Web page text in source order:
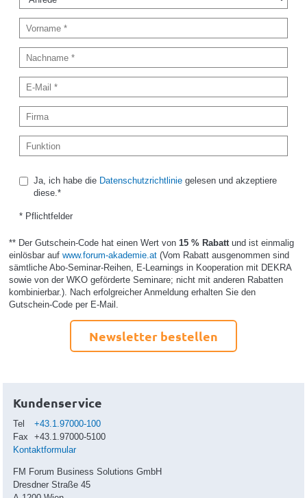
Ja, ich habe die Datenschutzrichtliniegelesen und akzeptiere
diese.*
* Pflichtfelder
** Der Gutschein-Code hat einen Wert von 15 % Rabatt und ist einmalig
einlösbar auf www.forum-akademie.at(Vom Rabatt ausgenommen sind
sämtliche Abo-Seminar-Reihen, E-Learnings in Kooperation mit DEKRA
sowie von der WKO geförderte Seminare; nicht mit anderen Rabatten
kombinierbar.). Nach erfolgreicher Anmeldung erhalten Sie den
Gutschein-Code per E-Mail.
Newsletter bestellen
Kundenservice
Tel
+43.1.97000-100
Fax
+43.1.97000-5100
Kontaktformular
FM Forum Business Solutions GmbH
Dresdner Straße 45